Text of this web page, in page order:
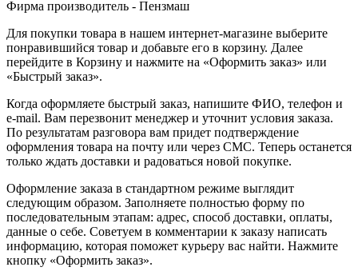
Фирма производитель - Пензмаш
Для покупки товара в нашем интернет-магазине выберите
понравившийся товар и добавьте его в корзину. Далее
перейдите в Корзину и нажмите на «Оформить заказ» или
«Быстрый заказ».
Когда оформляете быстрый заказ, напишите ФИО, телефон и
e-mail. Вам перезвонит менеджер и уточнит условия заказа.
По результатам разговора вам придет подтверждение
оформления товара на почту или через СМС. Теперь останется
только ждать доставки и радоваться новой покупке.
Оформление заказа в стандартном режиме выглядит
следующим образом. Заполняете полностью форму по
последовательным этапам: адрес, способ доставки, оплаты,
данные о себе. Советуем в комментарии к заказу написать
информацию, которая поможет курьеру вас найти. Нажмите
кнопку «Оформить заказ».